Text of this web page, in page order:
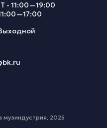
- 11:00—19:00
музиндустрия, 2025